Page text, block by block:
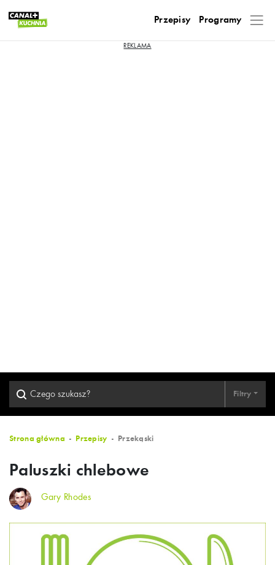
Przepisy Programy
Filtry
Strona główna Przepisy Przekąski
Paluszki chlebowe
Gary Rhodes